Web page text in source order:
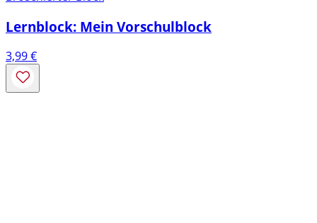
Lernblock: Mein Vorschulblock
3,99€